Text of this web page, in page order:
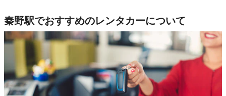
秦野駅でおすすめのレンタカーについて